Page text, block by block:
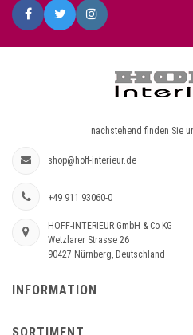
nachstehend finden Sie
shop@hoff-interieur.de
+49 911 93060-0
HOFF-INTERIEUR GmbH & Co KG
Wetzlarer Strasse 26
90427 Nürnberg, Deutschland
INFORMATION